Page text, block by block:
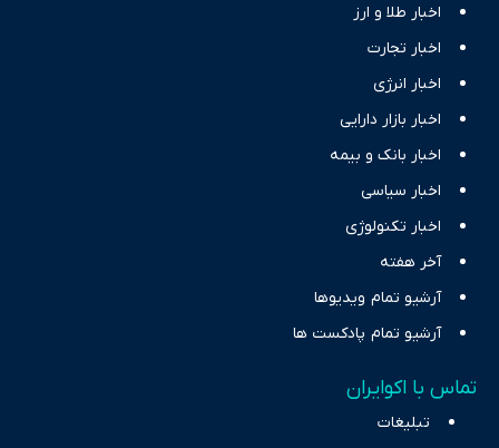
اخبار طلا و ارز
اخبار تجارت
اخبار انرژی
اخبار بازار دارایی
اخبار بانک و بیمه
اخبار سیاسی
اخبار تکنولوژی
آخر هفته
آرشیو تمام ویدیوها
آرشیو تمام پادکست ها
تماس با اکوایران
تبلیغات